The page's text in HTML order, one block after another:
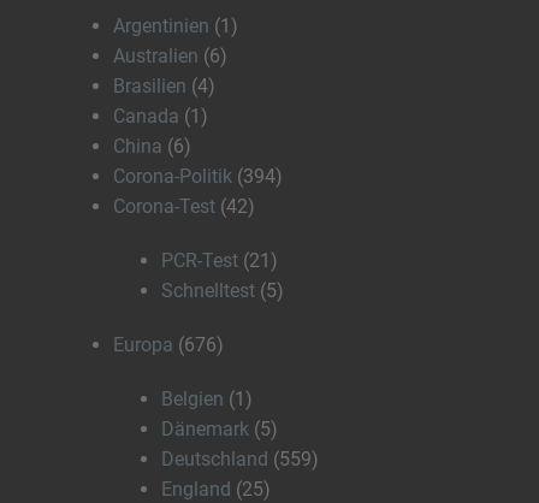
Argentinien (1)
Australien (6)
Brasilien (4)
Canada (1)
China (6)
Corona-Politik (394)
Corona-Test (42)
PCR-Test (21)
Schnelltest (5)
Europa (676)
Belgien (1)
Dänemark (5)
Deutschland (559)
England (25)